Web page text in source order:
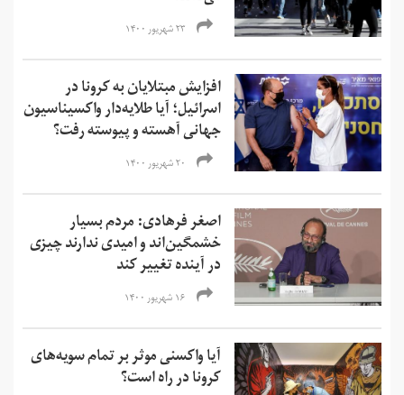
۲۳ شهریور ۱۴۰۰
افزایش مبتلایان به کرونا در
اسرائیل؛ آیا طلایه‌دار واکسیناسیون
جهانی آهسته و پیوسته رفت؟
۲۰ شهریور ۱۴۰۰
اصغر فرهادی: مردم بسیار
خشمگین‌‌اند و امیدی ندارند چیزی
در آینده تغییر کند
۱۶ شهریور ۱۴۰۰
آیا واکسنی موثر بر تمام سویه‌های
کرونا در راه است؟